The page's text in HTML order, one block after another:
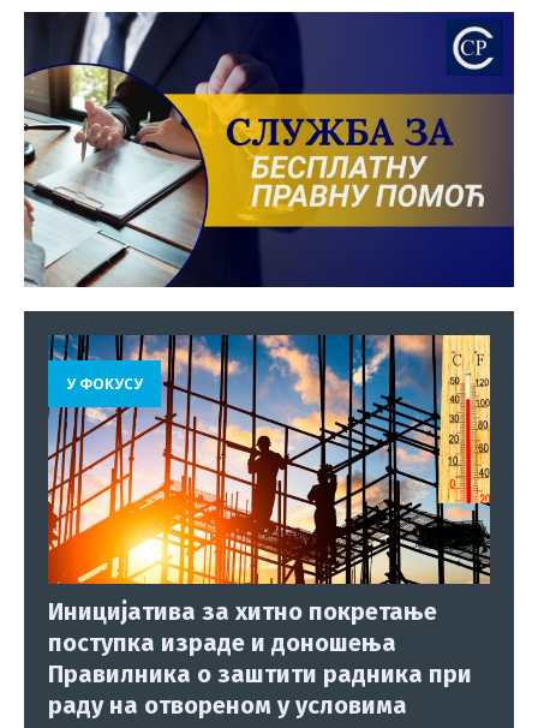
У ФОКУСУ
Иницијатива за хитно покретање
поступка израде и доношења
Правилника о заштити радника при
раду на отвореном у условима